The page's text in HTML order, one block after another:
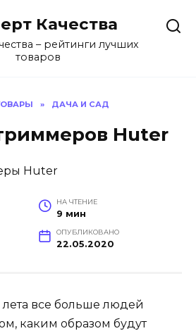
Качества
– рейтинги лучших
товаров
» ДАЧА И САД
Huter
НА ЧТЕНИЕ
9 мин
ОПУБЛИКОВАНО
22.05.2020
все больше людей
каким образом будут